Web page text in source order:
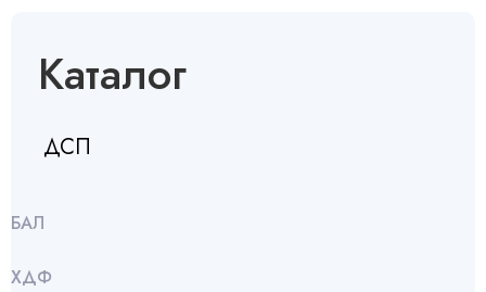
Каталог
ДСП
БАЛ
ХДФ